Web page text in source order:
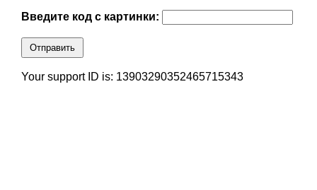
Введите код с картинки:
Отправить
Your support ID is: 13903290352465715343